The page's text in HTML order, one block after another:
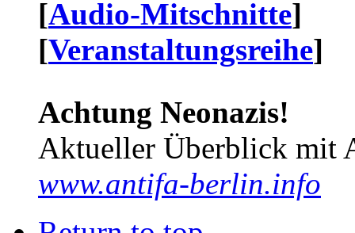
[Audio-Mitschnitte]
[Veranstaltungsreihe]
Achtung Neonazis!
Aktueller Überblick mit
www.antifa-berlin.info